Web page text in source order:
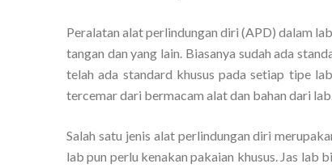
Peralatan alat perlindungan diri (APD) dalam
tangan dan yang lain. Biasanya sudah ada
telah ada standard khusus pada setiap tipe
tercemar dari bermacam alat dan bahan dari
Salah satu jenis alat perlindungan diri
lab pun perlu kenakan pakaian khusus. Jas lab